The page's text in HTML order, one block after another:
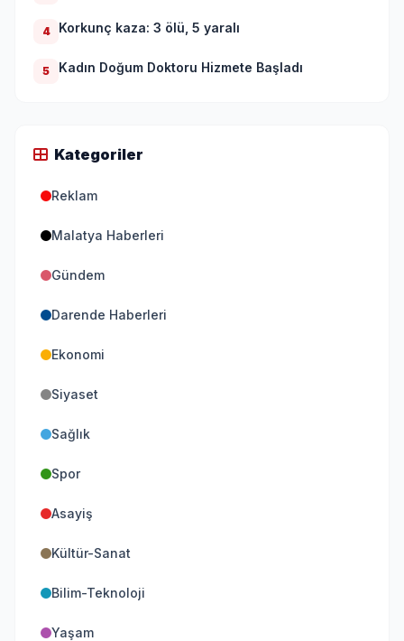
4 Korkunç kaza: 3 ölü, 5 yaralı
5 Kadın Doğum Doktoru Hizmete Başladı
Kategoriler
Reklam
Malatya Haberleri
Gündem
Darende Haberleri
Ekonomi
Siyaset
Sağlık
Spor
Asayiş
Kültür-Sanat
Bilim-Teknoloji
Yaşam